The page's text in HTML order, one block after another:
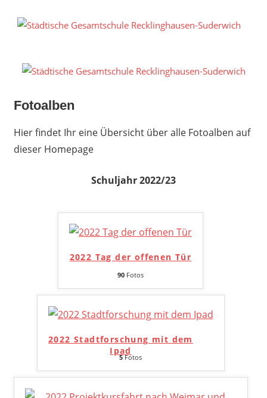
Inhalt
Fotoalben
Hier findet Ihr eine Übersicht über alle Fotoalben auf
dieser Homepage
Schuljahr 2022/23
2022 Tag der offenen Tür
90 Fotos
2022 Stadtforschung mit dem
Ipad
5Fotos